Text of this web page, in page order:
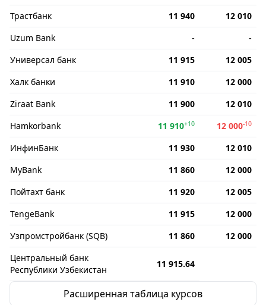
Трастбанк
11 940
12 010
Uzum Bank
-
-
Универсал банк
11 915
12 005
Халк банки
11 910
12 000
Ziraat Bank
11 900
12 010
Hamkorbank
11 910+10 12 000-10
ИнфинБанк 11 930
12 010
MyBank
11 860
12 000
Пойтахт банк
11 920
12 005
TengeBank
11 915
12 000
Узпромстройбанк (SQB)
11 860
12 000
Центральный банк
Республики Узбекистан
11 915.64
Расширенная таблица курсов